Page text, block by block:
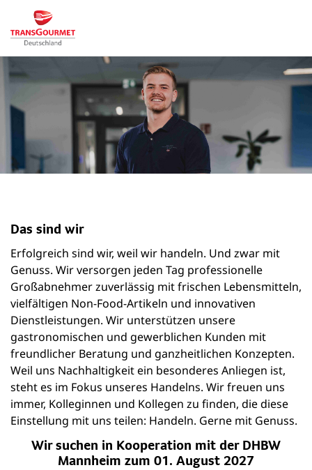
Das sind wir
Erfolgreich sind wir, weil wir handeln. Und zwar mit
Genuss. Wir versorgen jeden Tag professionelle
Großabnehmer zuverlässig mit frischen Lebensmitteln,
vielfältigen Non-Food-Artikeln und innovativen
Dienstleistungen. Wir unterstützen unsere
gastronomischen und gewerblichen Kunden mit
freundlicher Beratung und ganzheitlichen Konzepten.
Weil uns Nachhaltigkeit ein besonderes Anliegen ist,
steht es im Fokus unseres Handelns. Wir freuen uns
immer, Kolleginnen und Kollegen zu finden, die diese
Einstellung mit uns teilen: Handeln. Gerne mit Genuss.
Wir suchen in Kooperation mit der DHBW
Mannheim zum 01. August 2027